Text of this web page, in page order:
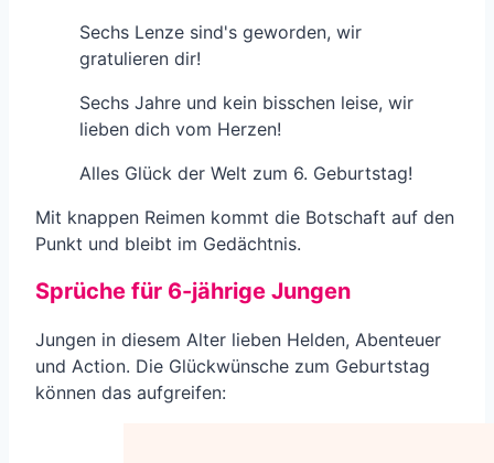
Sechs Lenze sind's geworden, wir
gratulieren dir!
Sechs Jahre und kein bisschen leise, wir
lieben dich vom Herzen!
Alles Glück der Welt zum 6. Geburtstag!
Mit knappen Reimen kommt die Botschaft auf den
Punkt und bleibt im Gedächtnis.
Sprüche für 6-jährige Jungen
Jungen in diesem Alter lieben Helden, Abenteuer
und Action. Die Glückwünsche zum Geburtstag
können das aufgreifen: